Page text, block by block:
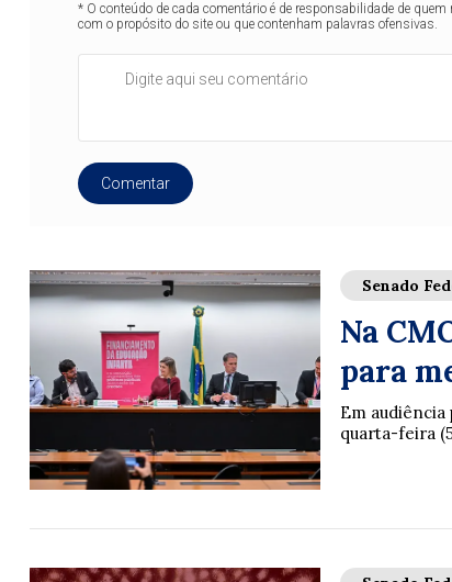
* O conteúdo de cada comentário é de responsabilidade de
com o propósito do site ou que contenham palavras ofensivas.
Comentar
Senado
Na
para
Em
quarta-feira